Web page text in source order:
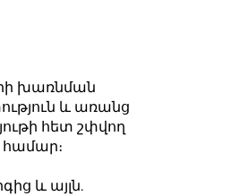
խառնման
և առանց
հետ շփվող
և այլն.